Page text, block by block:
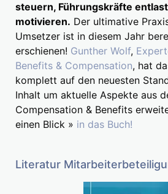
steuern, Führungskräfte
motivieren. Der ultimative
Umsetzer ist in diesem Jahr
erschienen! Gunther Wolf,
Benefits & Compensation, hat
komplett auf den neuesten
Inhalt um aktuelle Aspekte aus
Compensation & Benefits
einen Blick » in das Buch!
Literatur